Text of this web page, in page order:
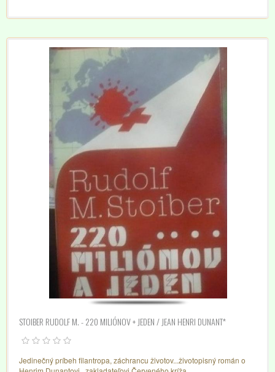
STOIBER RUDOLF M. - 220 MILIÓNOV + JEDEN / JEAN HENRI DUNANT*
Jedinečný príbeh filantropa, záchrancu životov...životopisný román o